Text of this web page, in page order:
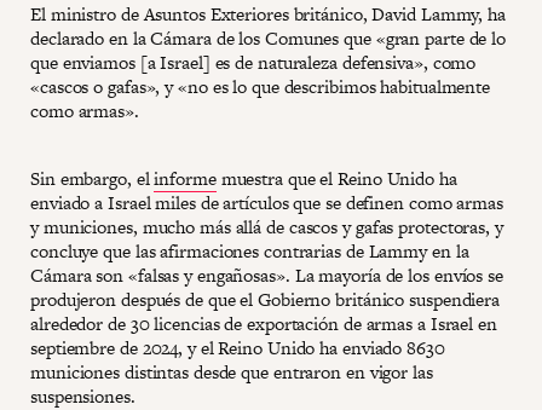
El ministro de Asuntos Exteriores británico, David Lammy, ha
declarado en la Cámara de los Comunes que «gran parte de lo
que enviamos [a Israel] es de naturaleza defensiva», como
«cascos o gafas», y «no es lo que describimos habitualmente
como armas».
Sin embargo, elinformemuestra que el Reino Unido ha
enviado a Israel miles de artículos que se definen como armas
y municiones, mucho más allá de cascos y gafas protectoras, y
concluye que las afirmaciones contrarias de Lammy en la
Cámara son «falsas y engañosas». La mayoría de los envíos se
produjeron después de que el Gobierno británico suspendiera
alrededor de 30 licencias de exportación de armas a Israel en
septiembre de 2024, y el Reino Unido ha enviado 8630
municiones distintas desde que entraron en vigor las
suspensiones.